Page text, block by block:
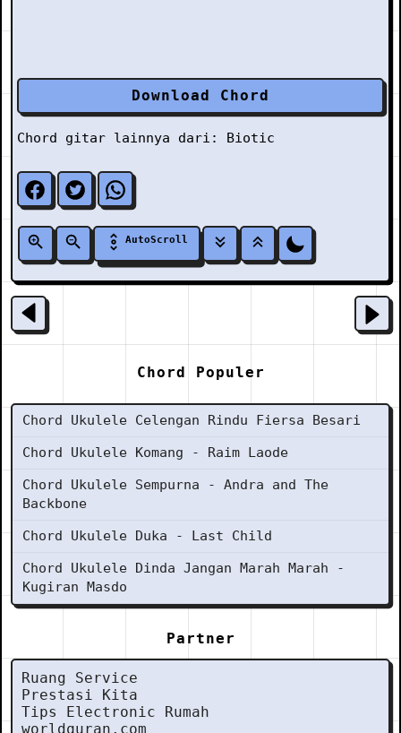
Download Chord
Chord gitar lainnya dari: Biotic
AutoScroll
Chord Populer
Chord Ukulele Celengan Rindu Fiersa Besari
Chord Ukulele Komang - Raim Laode
Chord Ukulele Sempurna - Andra and The
Backbone
Chord Ukulele Duka - Last Child
Chord Ukulele Dinda Jangan Marah Marah -
Kugiran Masdo
Partner
Ruang Service
Prestasi Kita
Tips Electronic Rumah
worldquran.com